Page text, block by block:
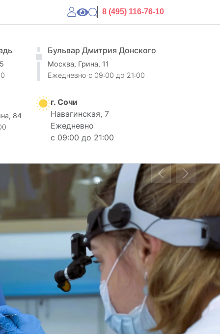
8 (495) 116-76-10
Бульвар Дмитрия Донского
Москва, Грина, 11
Ежедневно c 09:00 до 21:00
84
г. Сочи
Навагинская, 7
Ежедневно
с 09:00 до 21:00
PreviousNext